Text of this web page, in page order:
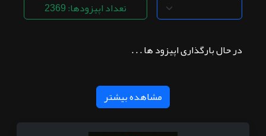
تعداد اپیزودها: 2369
در حال بارگذاری اپیزود ها . . .
مشاهده بیشتر